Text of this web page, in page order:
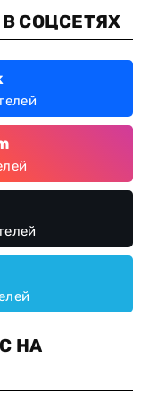
СОЦСЕТЯХ
НА